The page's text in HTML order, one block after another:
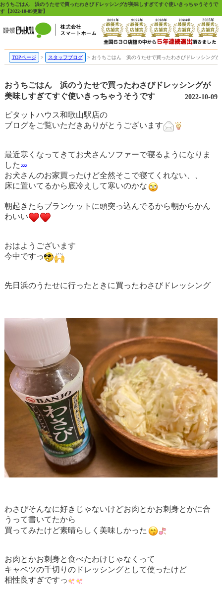
おうちごはん 浜のうたせで買ったわさびドレッシングが美味しすぎてすぐ使いきっちゃうそうで
す【2022-10-09更新】
TOPページ スタッフブログ おうちごはん 浜のうたせで買ったわさびドレッシング
おうちごはん 浜のうたせで買ったわさびドレッシングが
美味しすぎてすぐ使いきっちゃうそうです
2022-10-09
ピタットハウス和歌山駅店の
ブログをご覧いただきありがとうございます
最近寒くなってきてお犬さんソファーで寝るようになりま
した
お犬さんのお家買ったけど全然そこで寝てくれない、、
床に置いてるから底冷えして寒いのかな
朝起きたらブランケットに頭突っ込んでるから朝からかん
わいい
おはようございます
今中ですっ
先日浜のうたせに行ったときに買ったわさびドレッシング
わさびそんなに好きじゃないけどお肉とかお刺身とかに合
うって書いてたから
買ってみたけど素晴らしく美味しかった
お肉とかお刺身と食べたわけじゃなくって
キャベツの千切りのドレッシングとして使ったけど
相性良すぎですっ